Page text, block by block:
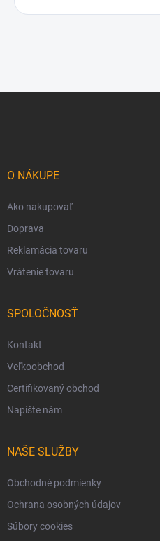
O NÁKUPE
Ako nakupovať
Doprava
Reklamácia tovaru
Vrátenie tovaru
SPOLOČNOSŤ
Kontakt
Veľkoobchod
Certifikovaný obchod
Napíšte nám
NAŠE SLUŽBY
Obchodné podmienky
Ochrana osobných údajov
Súbory cookies